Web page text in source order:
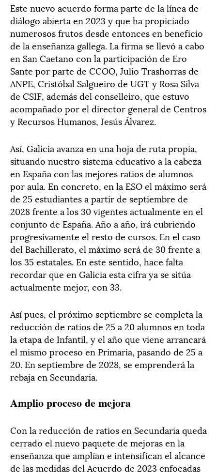
Este nuevo acuerdo forma parte de la línea de
diálogo abierta en 2023 y que ha propiciado
numerosos frutos desde entonces en beneficio
de la enseñanza gallega. La firma se llevó a cabo
en San Caetano con la participación de Ero
Sante por parte de CCOO, Julio Trashorras de
ANPE, Cristóbal Salgueiro de UGT y Rosa Silva
de CSIF, además del conselleiro, que estuvo
acompañado por el director general de Centros
y Recursos Humanos, Jesús Álvarez.
Así, Galicia avanza en una hoja de ruta propia,
situando nuestro sistema educativo a la cabeza
en España con las mejores ratios de alumnos
por aula. En concreto, en la ESO el máximo será
de 25 estudiantes a partir de septiembre de
2028 frente a los 30 vigentes actualmente en el
conjunto de España. Año a año, irá cubriendo
progresivamente el resto de cursos. En el caso
del Bachillerato, el máximo será de 30 frente a
los 35 estatales. En este sentido, hace falta
recordar que en Galicia esta cifra ya se sitúa
actualmente mejor, con 33.
Así pues, el próximo septiembre se completa la
reducción de ratios de 25 a 20 alumnos en toda
la etapa de Infantil, y el año que viene arrancará
el mismo proceso en Primaria, pasando de 25 a
20. En septiembre de 2028, se emprenderá la
rebaja en Secundaria.
Amplio proceso de mejora
Con la reducción de ratios en Secundaria queda
cerrado el nuevo paquete de mejoras en la
enseñanza que amplían e intensifican el alcance
de las medidas del Acuerdo de 2023 enfocadas